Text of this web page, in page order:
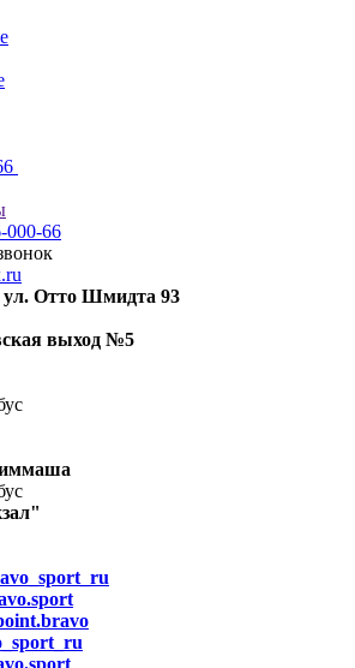
000-66
ул. Отто Шмидта 93
выход №5